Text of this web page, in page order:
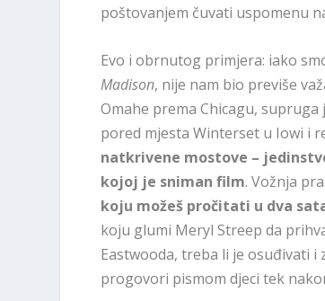
poštovanjem čuvati uspomenu
Evo i obrnutog primjera: iako
Madison, nije nam bio previše
Omahe prema Chicagu,
pored mjesta Winterset u Iowi i
natkrivene mostove –
kojoj je sniman film. Vožnja
koju možeš pročitati u dva
koju glumi Meryl Streep da
Eastwooda, treba li je osuđivati
progovori pismom djeci tek